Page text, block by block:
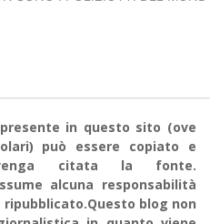
presente in questo sito (ove
può essere copiato e
citata la fonte.
alcuna responsabilità
blog non